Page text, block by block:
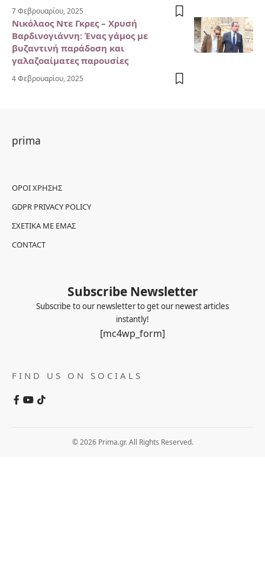
7 Φεβρουαρίου, 2025
Νικόλαος Ντε Γκρες – Χρυσή
Βαρδινογιάννη: Ένας γάμος με
βυζαντινή παράδοση και
γαλαζοαίματες παρουσίες
4 Φεβρουαρίου, 2025
prima
ΌΡΟΙ ΧΡΉΣΗΣ
GDPR PRIVACY POLICY
ΣΧΕΤΙΚΆ ΜΕ ΕΜΆΣ
CONTACT
Subscribe Newsletter
Subscribe to our newsletter to get our newest articles
instantly!
[mc4wp_form]
FIND US ON SOCIALS
© 2026 Prima.gr. All Rights Reserved.